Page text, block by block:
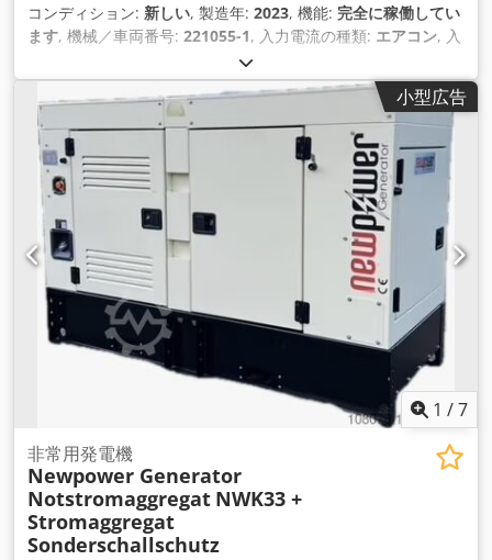
コンディション: 新しい, 製造年: 2023, 機能: 完全に稼働してい
ます, 機械／車両番号: 221055-1, 入力電流の種類: エアコン, 入
, 全幅:
mm, 全高:2,880 mm, 燃料:ディーゼル, 総重量:18,000
kg（キログラム）, 連続（見かけ）電力:
770 kVA（キロボルト
アンペア）, 定格出力:616 キロワット (837.53 馬力), 最大回転
速度:1,500 回転/分 16,400 cm³ , 燃料タンク容量:
9,000 l
, タンク容量:9,000 l
616 キロワット (837.53 馬
力), 定格（見かけ上）電力: 770 kVA（キロボルトアンペア）
装備:ドキュメント / マニュアル, 回転速度無段階可変
C40 770S - 72時間コンテナ非常用電源装置： 即納可
能！！！！ GT770S 770 700 Scania DC16 078A 02 43
400/230V 50Hz-LS 定格出力 PRP: 700.0 kVA, 560.0 kW 力率 =
0.8 定格出力 LTP: 770.0 kVA, 616.0 kW 力率 = 0.8 DIN ISO
8528 に準拠した定格条件 回転速度: 1500 rpm 仕様: 据置型 エ
ンジン: Scania DC16 078A 02 43、4サイクルディーゼルエン
ジン、液冷式、クランクケースベント戻し構造、 燃料装置一式
（プレフィルター、フィルター、水分離器付）、吸気フィルタ
ー（負圧インジケーター付）、 フレキシブルな燃料ホース設計
による供給・戻り配管接続、電動スターター、 エンジン停止装
置、電子式回転数調整装置付き。 定格出力: 596.0 kW 定格回転
数: 1500 rpm シリンダー: V型8気筒 排気量: 16,400 ccm
Dwodpsvyp H Ujfx Alioa Leroy Somer LSA 49.3 M6 4極三相同
期発電機 定格連続出力: 730.0 kVA (40°C時) 定格電圧: 400V 定
小型広告
1 /7
非常用発電機
Newpower Generator
Notstromaggregat NWK33 +
Stromaggregat
Sonderschallschutz